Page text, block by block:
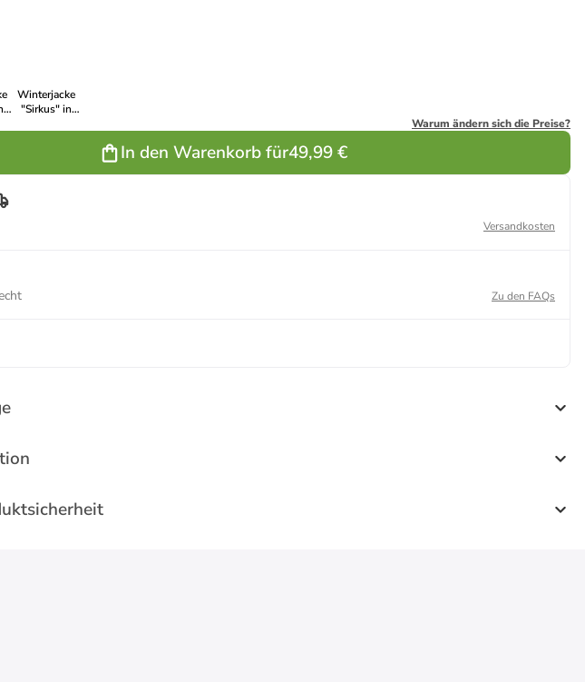
Winterjacke
"Sirkus" in
Warum ändern sich die Preise?
In den Warenkorb für49,99 €
Versandkosten
Zu den FAQs